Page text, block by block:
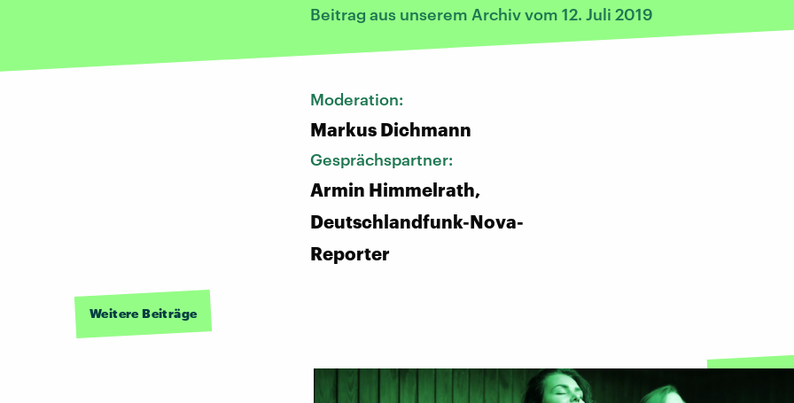
Beitrag aus unserem Archiv vom 12. Juli 2019
Moderation:
Markus Dichmann
Gesprächspartner:
Armin Himmelrath,
Deutschlandfunk-Nova-
Reporter
Weitere Beiträge